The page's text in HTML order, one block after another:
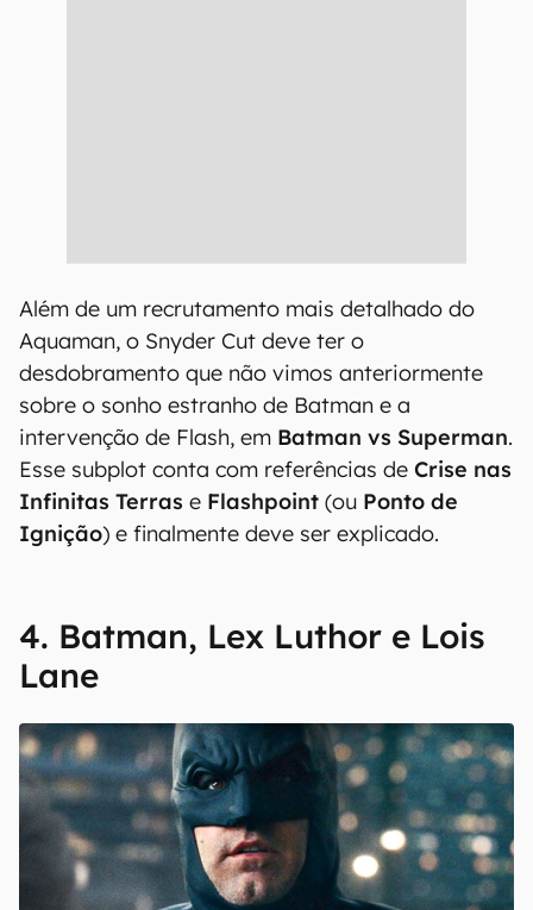
Além de um recrutamento mais detalhado do
Aquaman, o Snyder Cut deve ter o
desdobramento que não vimos anteriormente
sobre o sonho estranho de Batman e a
intervenção de Flash, em Batman vs Superman.
Esse subplot conta com referências de Crise nas
Infinitas Terras e Flashpoint (ou Ponto de
Ignição) e finalmente deve ser explicado.
4. Batman, Lex Luthor e Lois
Lane